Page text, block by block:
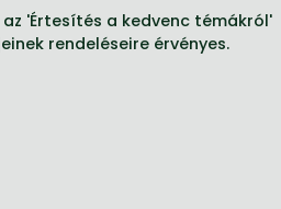
az 'Értesítés a kedvenc témákról'
rendeléseire érvényes.